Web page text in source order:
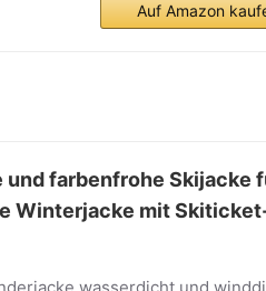
Auf Amazon
farbenfrohe Skijacke
Winterjacke mit